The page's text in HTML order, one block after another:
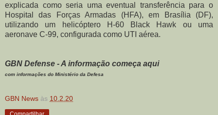
explicada como seria uma eventual transferência para o
Hospital das Forças Armadas (HFA), em Brasília (DF),
utilizando um helicóptero H-60 Black Hawk ou uma
aeronave C-99, configurada como UTI aérea.
GBN Defense - A informação começa aqui
com informações do Ministério da Defesa
GBN News às 10.2.20